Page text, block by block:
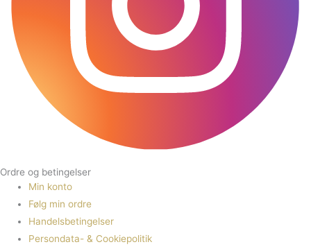
Ordre og betingelser
Min konto
Følg min ordre
Handelsbetingelser
Persondata- & Cookiepolitik